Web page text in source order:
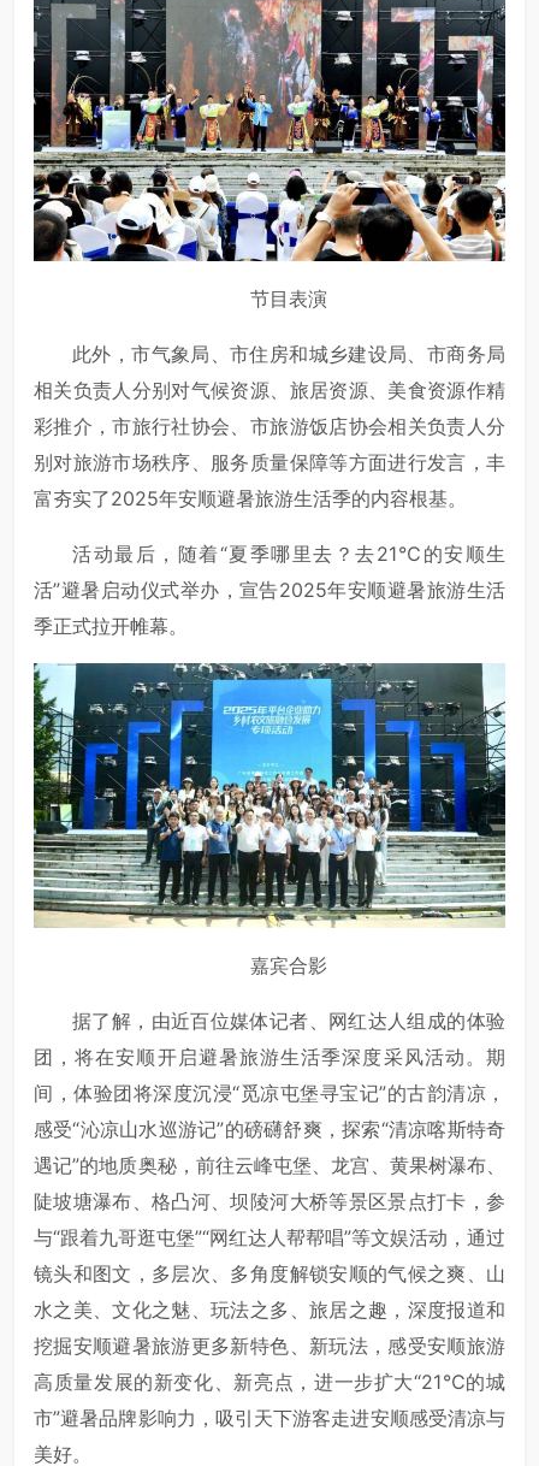
节目表演
此外，市气象局、市住房和城乡建设局、市商务局
相关负责人分别对气候资源、旅居资源、美食资源作精
彩推介，市旅行社协会、市旅游饭店协会相关负责人分
别对旅游市场秩序、服务质量保障等方面进行发言，丰
富夯实了2025年安顺避暑旅游生活季的内容根基。
活动最后，随着“夏季哪里去？去21℃的安顺生
活”避暑启动仪式举办，宣告2025年安顺避暑旅游生活
季正式拉开帷幕。
嘉宾合影
据了解，由近百位媒体记者、网红达人组成的体验
团，将在安顺开启避暑旅游生活季深度采风活动。期
间，体验团将深度沉浸“觅凉屯堡寻宝记”的古韵清凉，
感受“沁凉山水巡游记”的磅礴舒爽，探索“清凉喀斯特奇
遇记”的地质奥秘，前往云峰屯堡、龙宫、黄果树瀑布、
陡坡塘瀑布、格凸河、坝陵河大桥等景区景点打卡，参
与“跟着九哥逛屯堡”“网红达人帮帮唱”等文娱活动，通过
镜头和图文，多层次、多角度解锁安顺的气候之爽、山
水之美、文化之魅、玩法之多、旅居之趣，深度报道和
挖掘安顺避暑旅游更多新特色、新玩法，感受安顺旅游
高质量发展的新变化、新亮点，进一步扩大“21℃的城
市”避暑品牌影响力，吸引天下游客走进安顺感受清凉与
美好。